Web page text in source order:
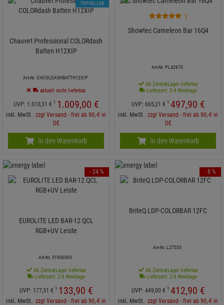
Chauvet Professional COLORdash
Batten H12XIP
Art-Nr. CHCOLDASHBATTH12XIP
aktuell nicht lieferbar.
UVP: 1.010, 31 € 1 1.009,00 €
inkl. MwSt. zzgl Versand - frei ab 90,-€ in
DE
TOPSELLER
In den Warenkorb
1
Showtec Cameleon Bar 16Q4
Art-Nr. PL42670
Ab ZentralLager lieferbar
Lieferzeit: 2-4 Werktage
UVP: 665,21 € 1 497,90 €
inkl. MwSt. zzgl Versand - frei ab 90,-€ in
DE
In den Warenkorb
EUROLITE LED BAR-12 QCL
RGB+UV Leiste
Art-Nr. 51930393
Ab ZentralLager lieferbar
Lieferzeit: 2-4 Werktage
UVP: 177,31 € 1 133,90 €
inkl. MwSt. zzgl Versand - frei ab 90,-€ in
- 24 %
BriteQ LDP-COLORBAR 12FC
Art-Nr. L27555
Ab ZentralLager lieferbar
Lieferzeit: 2-4 Werktage
UVP: 449,00 € 1 412,90 €
inkl. MwSt. zzgl Versand - frei ab 90,-€ in
- 8 %